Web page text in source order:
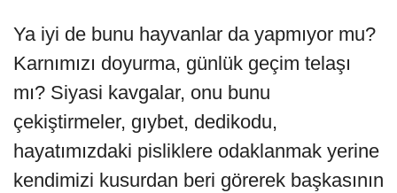
Ya iyi de bunu hayvanlar da yapmıyor mu?
Karnımızı doyurma, günlük geçim telaşı
mı? Siyasi kavgalar, onu bunu
çekiştirmeler, gıybet, dedikodu,
hayatımızdaki pisliklere odaklanmak yerine
kendimizi kusurdan beri görerek başkasının